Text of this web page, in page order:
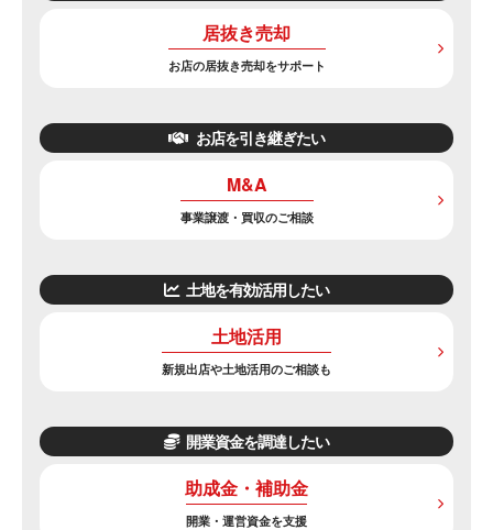
居抜き売却
お店の居抜き売却をサポート
お店を引き継ぎたい
M&A
事業譲渡・買収のご相談
土地を有効活用したい
土地活用
新規出店や土地活用のご相談も
開業資金を調達したい
助成金・補助金
開業・運営資金を支援